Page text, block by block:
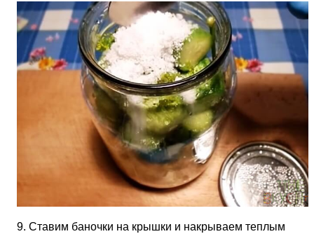
9. Ставим баночки на крышки и накрываем теплым